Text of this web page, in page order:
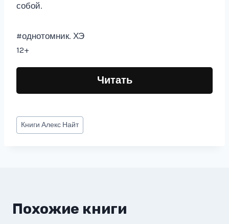
собой.
#однотомник. ХЭ
12+
Читать
Метки
записи:
КнигиАлекс Найт
Похожие книги